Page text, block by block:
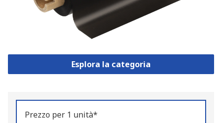
Esplora la categoria
Prezzo per 1 unità*